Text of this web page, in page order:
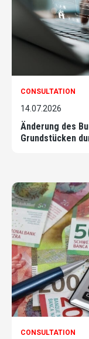
CONSULTATION
14.07.2026
Änderung des
Grundstücken
CONSULTATION